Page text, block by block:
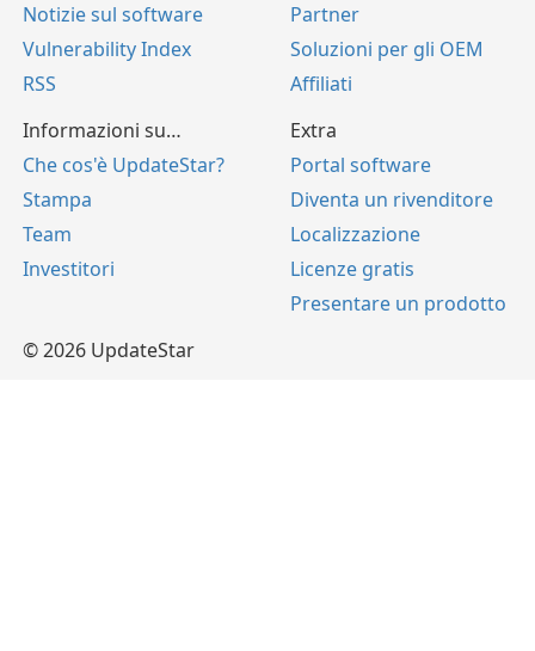
Notizie sul software
Vulnerability Index
RSS
Partner
Soluzioni per gli OEM
Affiliati
Informazioni su…
Che cos'è UpdateStar?
Stampa
Team
Investitori
Extra
Portal software
Diventa un rivenditore
Localizzazione
Licenze gratis
Presentare un prodotto
© 2026 UpdateStar